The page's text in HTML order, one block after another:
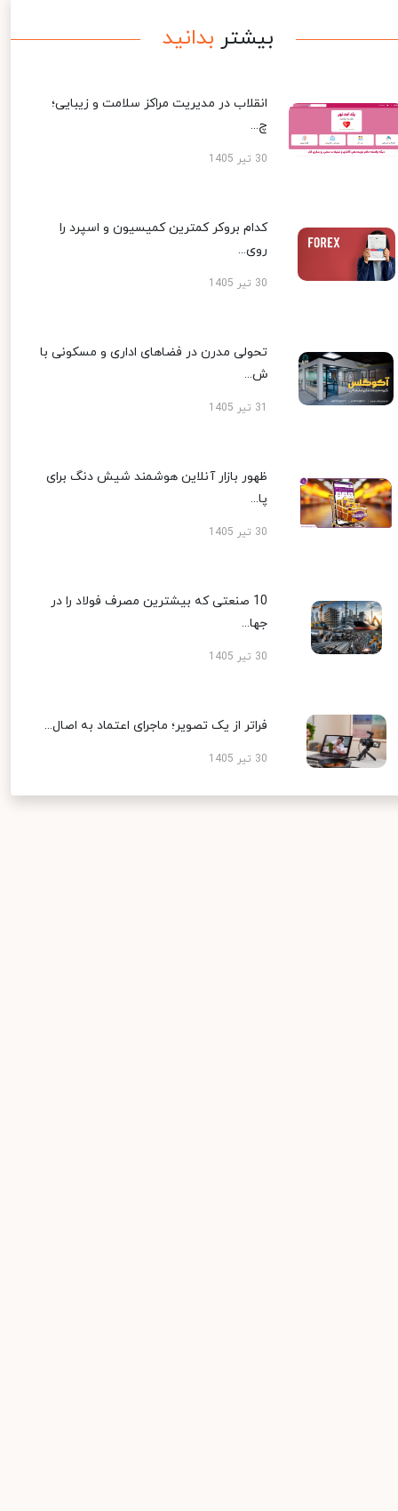
بیشتر بدانید
انقلاب در مدیریت مراکز سلامت و زیبایی؛
چ...
30 تیر 1405
کدام بروکر کمترین کمیسیون و اسپرد را
روی...
30 تیر 1405
تحولی مدرن در فضاهای اداری و مسکونی با
ش...
ظهور بازار آنلاین هوشمند شیش دنگ برای
پا...
30 تیر 1405
10 صنعتی که بیشترین مصرف فولاد را در
جها...
30 تیر 1405
فراتر از یک تصویر؛ ماجرای اعتماد به اصال...
30 تیر 1405